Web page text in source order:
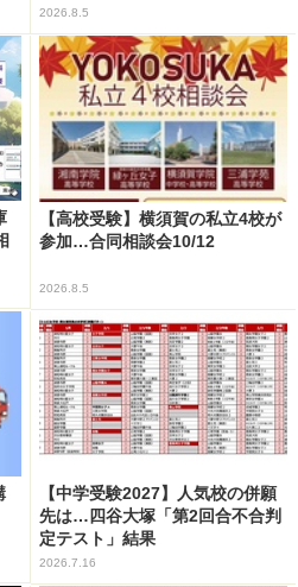
2026.8.5
【高校受験】横須賀の私立4校が
参加…合同相談会10/12
2026.8.5
【中学受験2027】人気校の併願
先は…四谷大塚「第2回合不合判
定テスト」結果
2026.7.16